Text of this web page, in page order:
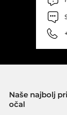
Naše najbolj
očal